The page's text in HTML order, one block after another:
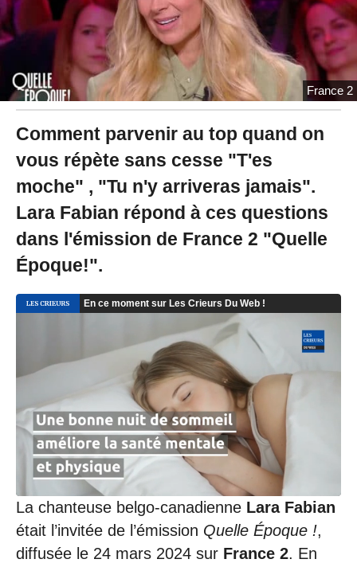
4
1
1
:
France 2
Comment parvenir au top quand on
vous répète sans cesse "T'es
moche" , "Tu n'y arriveras jamais".
Lara Fabian répond à ces questions
dans l'émission de France 2 "Quelle
Époque!".
La chanteuse belgo-canadienne Lara Fabian
était l’invitée de l’émission Quelle Époque !,
diffusée le 24 mars 2024 sur France 2. En